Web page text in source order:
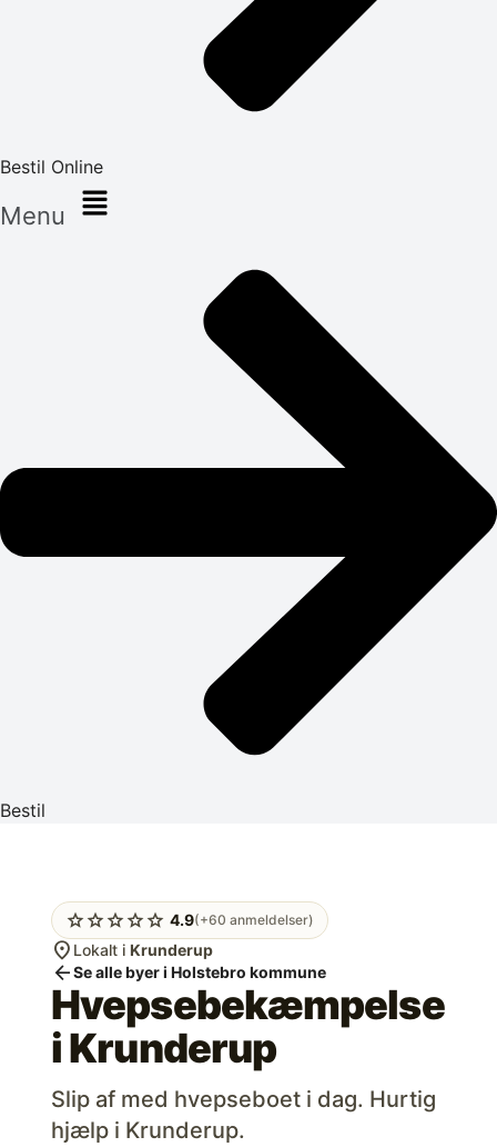
Bestil Online
Menu
Bestil
starstarstarstarstar 4.9(+60 anmeldelser)
location_on Lokalt i Krunderup
arrow_backSe alle byer i Holstebro kommune
Hvepsebekæmpelse
iKrunderup
Slip af med hvepseboet i dag. Hurtig
hjælp i Krunderup.